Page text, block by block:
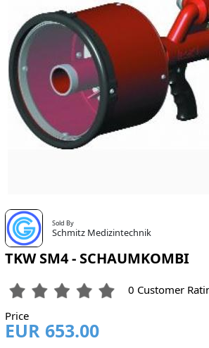
Sold By
Schmitz Medizintechnik
TKW SM4 - SCHAUMKOMBI
0 Customer
Price
EUR 653.00